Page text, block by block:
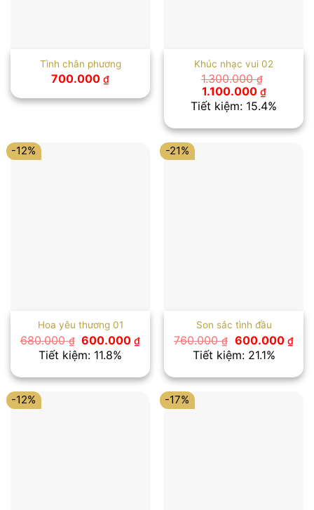
Tình chân phương
700.000 ₫
Khúc nhạc vui 02
1.300.000₫
Giá
gốc
là:
1.100.000 ₫Giá
hiện
tại
Tiết kiệm: 15.4%
-12%
Hoa yêu thương 01
680.000₫ Giá
gốc
là:
600.000₫Giá
là:
600.000 ₫.
Tiết kiệm: 11.8%
-21%
Son sắc tình đầu
760.000₫ Giá
gốc
là:
600.000 ₫Giá
hiện
là:
Tiết kiệm: 21.1%
-12% -17%